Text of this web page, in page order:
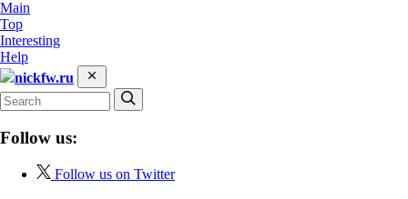
Main
Top
Interesting
Help
nickfw.ru
Follow us:
Follow us on Twitter